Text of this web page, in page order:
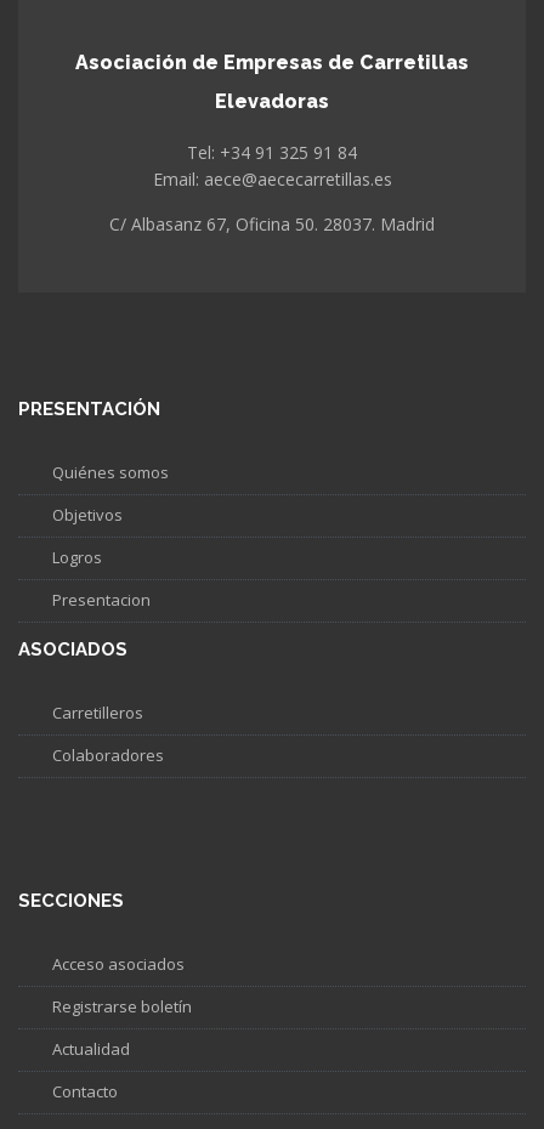
Asociación de Empresas de Carretillas
Elevadoras
Tel: +34 91 325 91 84
Email: aece@aececarretillas.es
C/ Albasanz 67, Oficina 50. 28037. Madrid
PRESENTACIÓN
Quiénes somos
Objetivos
Logros
Presentacion
ASOCIADOS
Carretilleros
Colaboradores
SECCIONES
Acceso asociados
Registrarse boletín
Actualidad
Contacto